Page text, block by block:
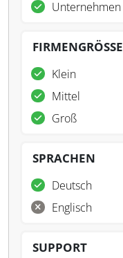
Unternehmen
FIRMENGRÖSSE
Klein
Mittel
Groß
SPRACHEN
Deutsch
Englisch
SUPPORT